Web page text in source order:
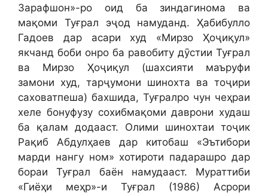
Зарафшон»-ро оид ба зиндагинома ва
мақоми Туғрал эҷод намуданд. Ҳабибулло
Гадоев дар асари худ «Мирзо Ҳоҷиқул»
якчанд боби онро ба равобиту дӯстии Туғрал
ва Мирзо Ҳоҷиқул (шахсияти маъруфи
замони худ, тарҷумони шинохта ва тоҷири
саховатпеша) бахшида, Туғралро чун чеҳраи
хеле бонуфузу сохибмақоми даврони худаш
ба қалам додааст. Олими шинохтаи тоҷик
Рақиб Абдулҳаев дар китобаш «Эътибори
марди нангу ном» хотироти падарашро дар
бораи Туғрал баён намудааст. Мураттиби
«Гиёҳи меҳр»-и Туғрал (1986) Асрори